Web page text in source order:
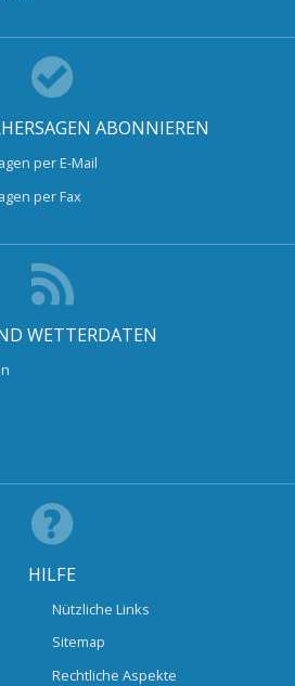
ABONNIEREN
per E-Mail
per Fax
WETTERDATEN
HILFE
Nützliche Links
Sitemap
Rechtliche Aspekte